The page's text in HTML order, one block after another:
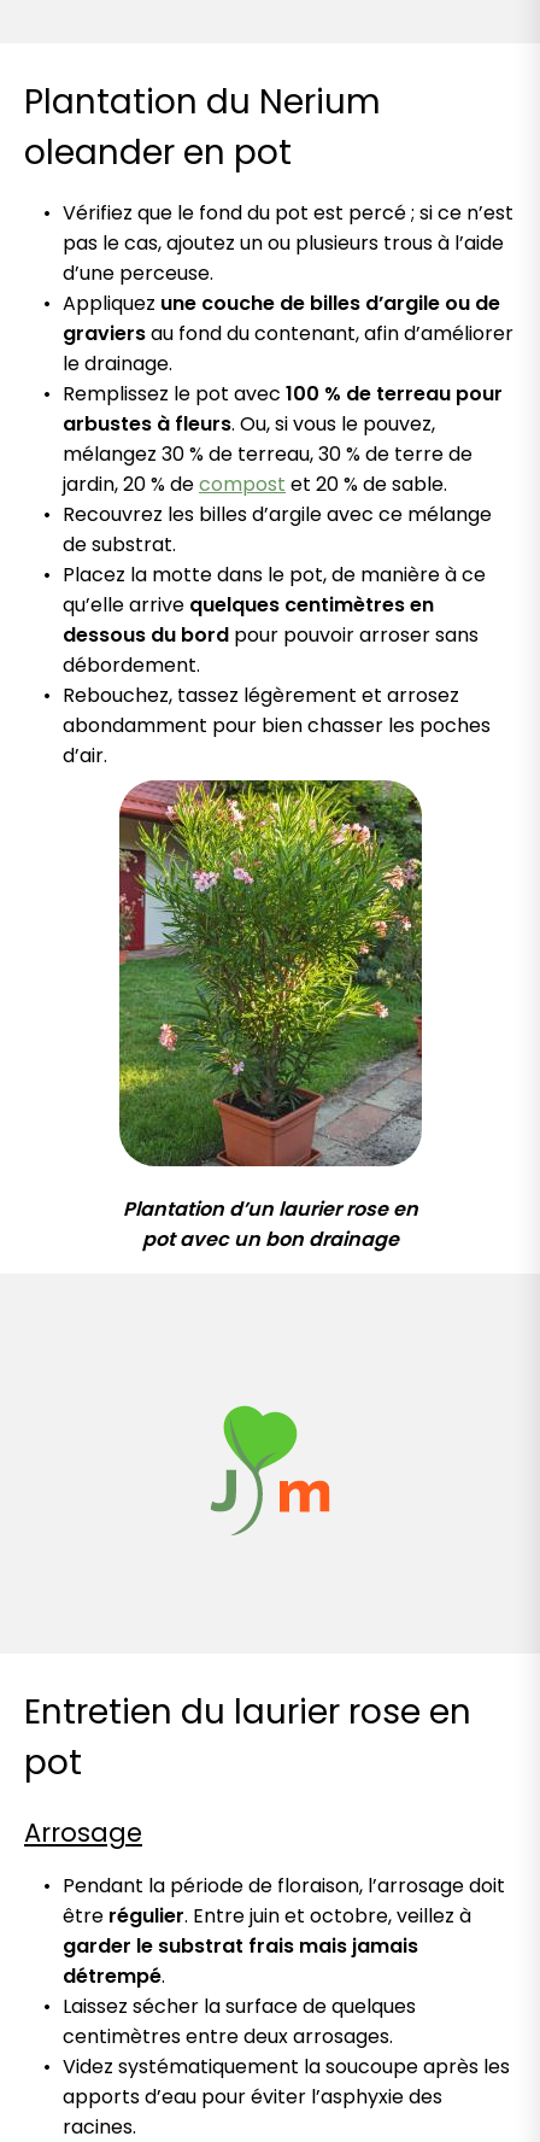
Plantation du Nerium
oleander en pot
Vérifiez que le fond du pot est percé ; si ce n’est
pas le cas, ajoutez un ou plusieurs trous à l’aide
d’une perceuse.
Appliquez une couche de billes d’argile ou de
graviersau fond du contenant, afin d’améliorer
le drainage.
Remplissez le pot avec 100 % de terreau pour
arbustes à fleurs. Ou, si vous le pouvez,
mélangez 30 % de terreau, 30 % de terre de
jardin, 20 % decompost et 20 % de sable.
Recouvrez les billes d’argile avec ce mélange
de substrat.
Placez la motte dans le pot, de manière à ce
qu’elle arrive quelques centimètres en
dessous du bord pour pouvoir arroser sans
débordement.
Rebouchez, tassez légèrement et arrosez
abondamment pour bien chasser les poches
d’air.
Plantation d’un laurier rose en
pot avec un bon drainage
Entretien du laurier rose en
pot
Arrosage
Pendant la période de floraison, l’arrosage doit
être régulier. Entre juin et octobre, veillez à
garder le substrat frais mais jamais
détrempé.
Laissez sécher la surface de quelques
centimètres entre deux arrosages.
Videz systématiquement la soucoupe après les
apports d’eau pour éviter l’asphyxie des
racines.